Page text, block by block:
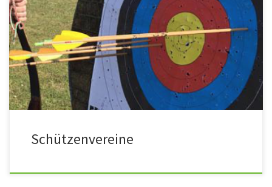
Schützenvereine